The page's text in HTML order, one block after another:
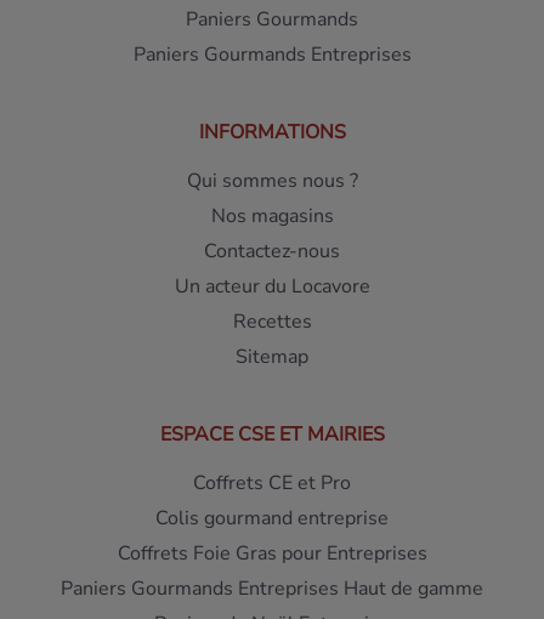
Paniers Gourmands
Paniers Gourmands Entreprises
INFORMATIONS
Qui sommes nous ?
Nos magasins
Contactez-nous
Un acteur du Locavore
Recettes
Sitemap
ESPACE CSE ET MAIRIES
Coffrets CE et Pro
Colis gourmand entreprise
Coffrets Foie Gras pour Entreprises
Paniers Gourmands Entreprises Haut de gamme